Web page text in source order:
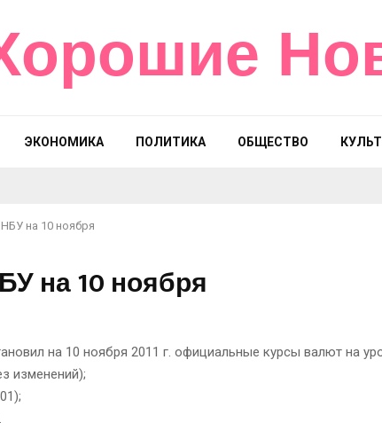
ЭКОНОМИКА ПОЛИТИКА ОБЩЕСТВО
на 10 ноября
на 10 ноября
на 10 ноября 2011 г. официальные курсы валют на
изменений);